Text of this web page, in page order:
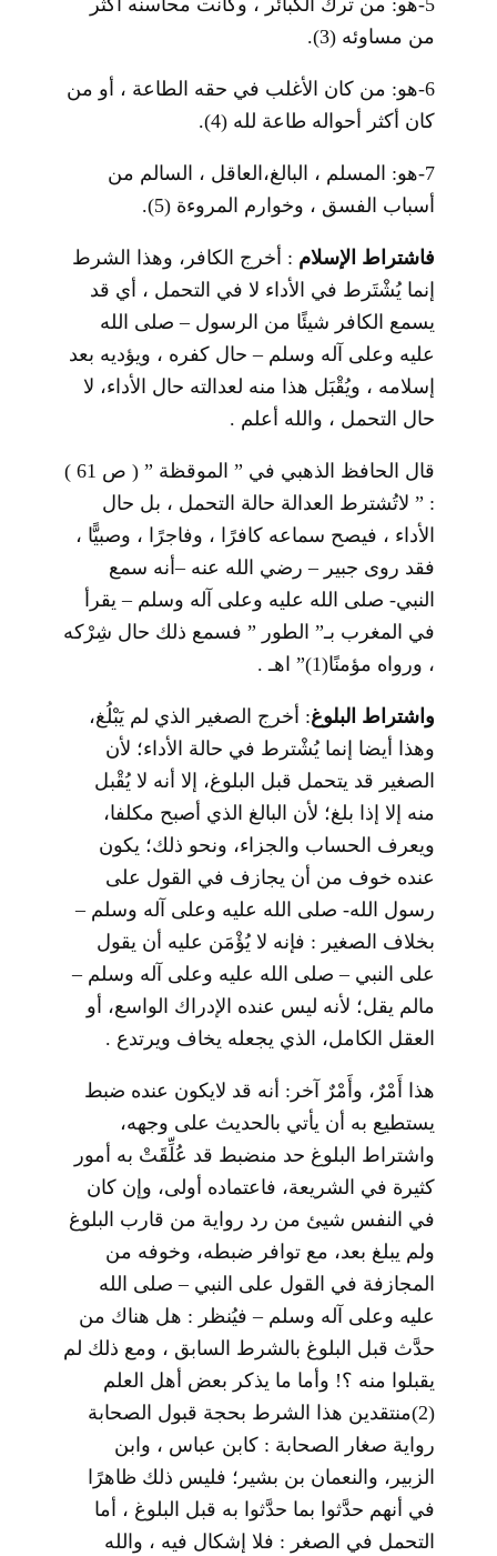
5-هو: من ترك الكبائر ، وكانت محاسنه أكثر
من مساوئه(3)
.
6-هو: من كان الأغلب في حقه الطاعة ، أو من
كان أكثر أحواله طاعة لله(4)
.
7-هو: المسلم ، البالغ،العاقل ، السالم من
أسباب الفسق ، وخوارم المروءة(5)
.
فاشتراط الإسلام : أخرج الكافر، وهذا الشرط
إنما يُشْتَرط في الأداء لا في التحمل ، أي قد
يسمع الكافر شيئًا من الرسول – صلى الله
عليه وعلى آله وسلم – حال كفره ، ويؤديه بعد
إسلامه ، ويُقْبَل هذا منه لعدالته حال الأداء، لا
حال التحمل ، والله أعلم .
قال الحافظ الذهبي في ” الموقظة ” ( ص 61 )
: ” لاتُشترط العدالة حالة التحمل ، بل حال
الأداء ، فيصح سماعه كافرًا ، وفاجرًا ، وصبيًّا ،
فقد روى جبير – رضي الله عنه –أنه سمع
النبي- صلى الله عليه وعلى آله وسلم – يقرأ
في المغرب بـ” الطور ” فسمع ذلك حال شِرْكه
، ورواه مؤمنًا(1) ” اهـ .
واشتراط البلوغ: أخرج الصغير الذي لم يَبْلُغ،
وهذا أيضا إنما يُشْترط في حالة الأداء؛ لأن
الصغير قد يتحمل قبل البلوغ، إلا أنه لا يُقْبل
منه إلا إذا بلغ؛ لأن البالغ الذي أصبح مكلفا،
ويعرف الحساب والجزاء، ونحو ذلك؛ يكون
عنده خوف من أن يجازف في القول على
رسول الله- صلى الله عليه وعلى آله وسلم –
بخلاف الصغير : فإنه لا يُؤْمَن عليه أن يقول
على النبي – صلى الله عليه وعلى آله وسلم –
مالم يقل؛ لأنه ليس عنده الإدراك الواسع، أو
العقل الكامل، الذي يجعله يخاف ويرتدع .
هذا أَمْرٌ، وأَمْرٌ آخر: أنه قد لايكون عنده ضبط
يستطيع به أن يأتي بالحديث على وجهه،
واشتراط البلوغ حد منضبط قد عُلِّقَتْ به أمور
كثيرة في الشريعة، فاعتماده أولى، وإن كان
في النفس شيئ من رد رواية من قارب البلوغ
ولم يبلغ بعد، مع توافر ضبطه، وخوفه من
المجازفة في القول على النبي – صلى الله
عليه وعلى آله وسلم – فيُنظر : هل هناك من
حدَّث قبل البلوغ بالشرط السابق ، ومع ذلك لم
يقبلوا منه ؟! وأما ما يذكر بعض أهل العلم
(2)
منتقدين هذا الشرط بحجة قبول الصحابة
رواية صغار الصحابة : كابن عباس ، وابن
الزبير، والنعمان بن بشير؛ فليس ذلك ظاهرًا
في أنهم حدَّثوا بما حدَّثوا به قبل البلوغ ، أما
التحمل في الصغر : فلا إشكال فيه ، والله